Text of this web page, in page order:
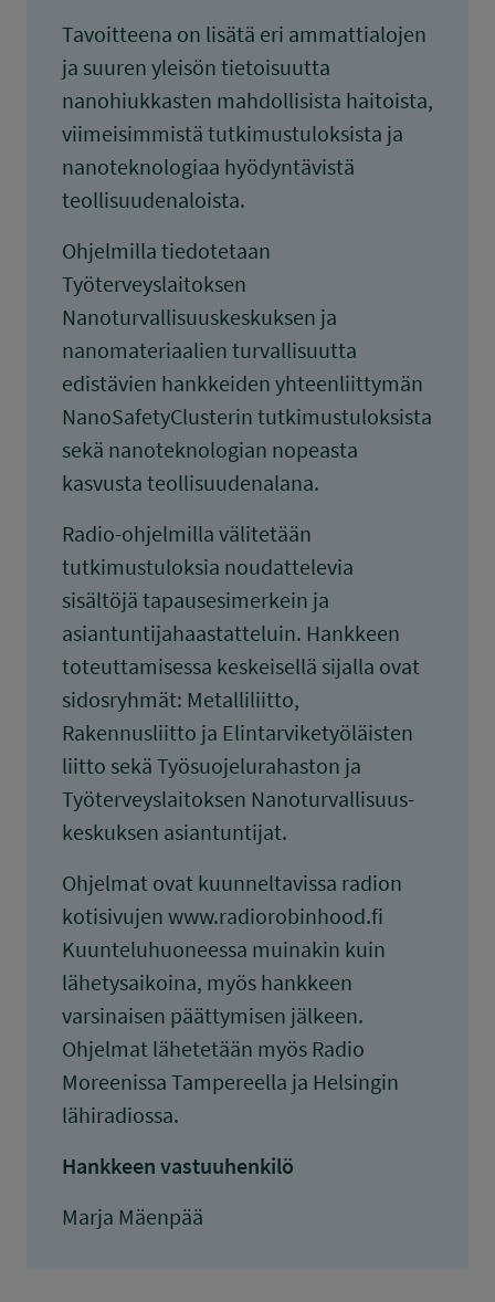
Tavoitteena on lisätä eri ammattialojen
ja suuren yleisön tietoisuutta
nanohiukkasten mahdollisista haitoista,
viimeisimmistä tutkimustuloksista ja
nanoteknologiaa hyödyntävistä
teollisuudenaloista.
Ohjelmilla tiedotetaan
Työterveyslaitoksen
Nanoturvallisuuskeskuksen ja
nanomateriaalien turvallisuutta
edistävien hankkeiden yhteenliittymän
NanoSafetyClusterin tutkimustuloksista
sekä nanoteknologian nopeasta
kasvusta teollisuudenalana.
Radio-ohjelmilla välitetään
tutkimustuloksia noudattelevia
sisältöjä tapausesimerkein ja
asiantuntijahaastatteluin. Hankkeen
toteuttamisessa keskeisellä sijalla ovat
sidosryhmät: Metalliliitto,
Rakennusliitto ja Elintarviketyöläisten
liitto sekä Työsuojelurahaston ja
Työterveyslaitoksen Nanoturvallisuus-
keskuksen asiantuntijat.
Ohjelmat ovat kuunneltavissa radion
kotisivujen www.radiorobinhood.fi
Kuunteluhuoneessa muinakin kuin
lähetysaikoina, myös hankkeen
varsinaisen päättymisen jälkeen.
Ohjelmat lähetetään myös Radio
Moreenissa Tampereella ja Helsingin
lähiradiossa.
Hankkeen vastuuhenkilö
Marja Mäenpää